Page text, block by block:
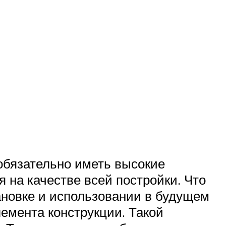
иметь высокие
на качестве всей постройки. Что
и использовании в будущем
конструкции. Такой